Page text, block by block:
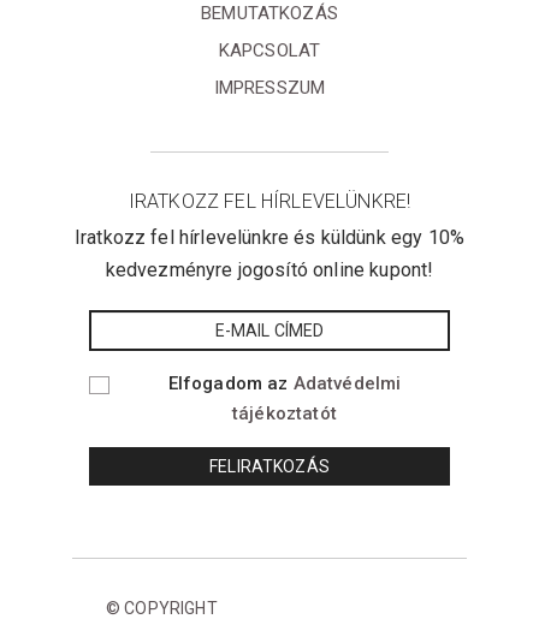
BEMUTATKOZÁS
KAPCSOLAT
IMPRESSZUM
IRATKOZZ FEL HÍRLEVELÜNKRE!
Iratkozz fel hírlevelünkre és küldünk egy 10%
kedvezményre jogosító online kupont!
Elfogadom az Adatvédelmi
tájékoztatót
© COPYRIGHT